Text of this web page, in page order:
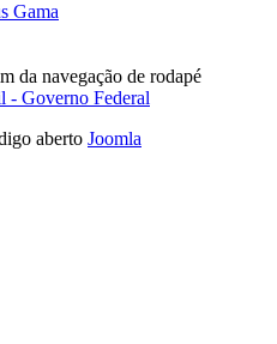
Gama
da navegação de rodapé
aberto Joomla